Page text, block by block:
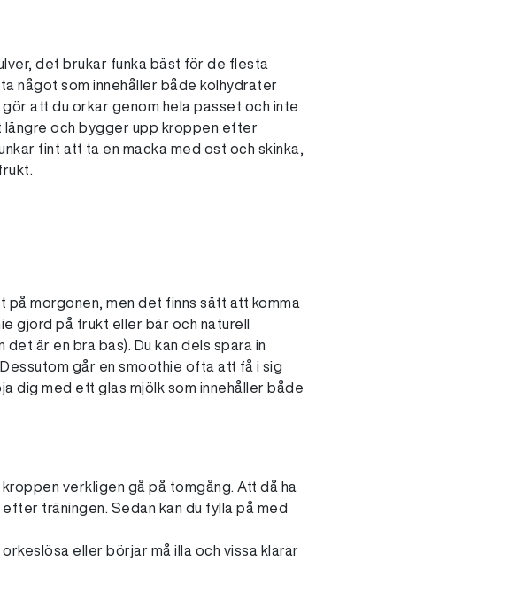
det brukar funka bäst för de flesta
något som innehåller både kolhydrater
att du orkar genom hela passet och inte
och bygger upp kroppen efter
fint att ta en macka med ost och skinka,
morgonen, men det finns sätt att komma
gjord på frukt eller bär och naturell
är en bra bas). Du kan dels spara in
går en smoothie ofta att få i sig
dig med ett glas mjölk som innehåller både
verkligen gå på tomgång. Att då ha
träningen. Sedan kan du fylla på med
eller börjar må illa och vissa klarar